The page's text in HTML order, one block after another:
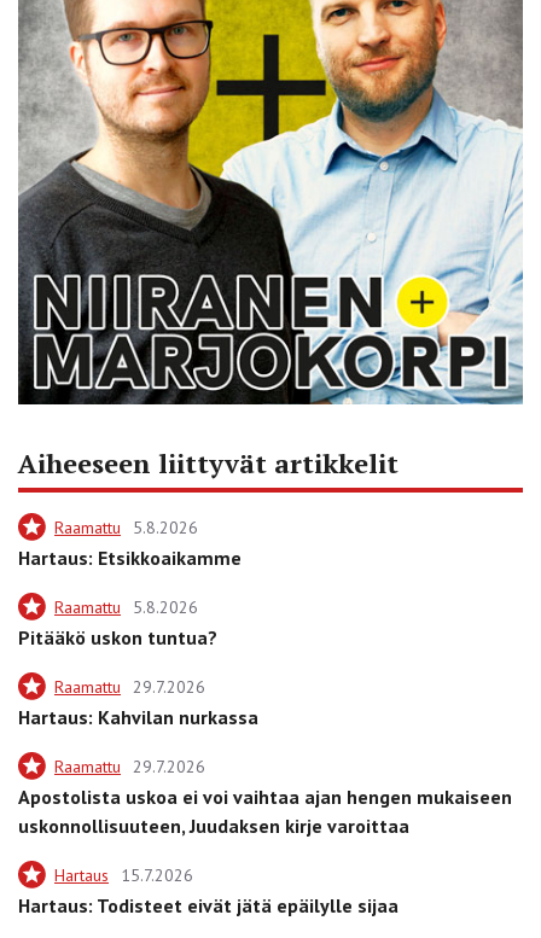
Aiheeseen liittyvät artikkelit
Raamattu 5.8.2026
Hartaus: Etsikkoaikamme
Raamattu 5.8.2026
Pitääkö uskon tuntua?
Raamattu 29.7.2026
Hartaus: Kahvilan nurkassa
Raamattu 29.7.2026
Apostolista uskoa ei voi vaihtaa ajan hengen mukaiseen
uskonnollisuuteen, Juudaksen kirje varoittaa
Hartaus 15.7.2026
Hartaus: Todisteet eivät jätä epäilylle sijaa